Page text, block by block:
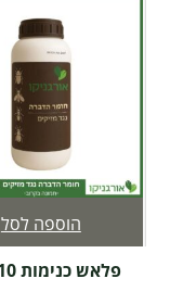
פלאש כנימות 10 מ"ל
הוספה לסל